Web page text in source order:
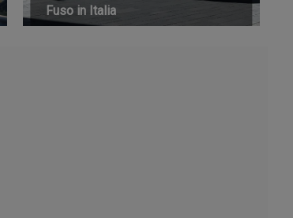
Fuso in Italia